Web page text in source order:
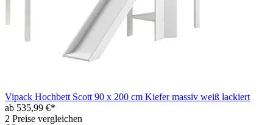
Vipack Hochbett Scott 90 x 200 cm Kiefer massiv weiß lackiert
ab 535,99 €*
2 Preise vergleichen